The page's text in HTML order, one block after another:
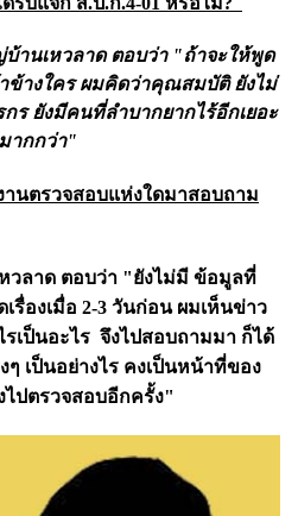
านเหวลาด ตอบว่า "ถ้าจะให้พูด
าข้างใคร ผมคิดว่าคุณสมบัติ ยังไม่
กร ยังมีคนที่ลำบากยากไร้อีกเยอะ
ากกว่า"
นตรวจสอบแห่งใดมาสอบถาม
วลาด ตอบว่า "ยังไม่มี ข้อมูลที่
เรื่องเมื่อ 2-3 วันก่อน ผมเห็นข่าว
เป็นอะไร จึงไปสอบถามมา ก็ได้
เป็นอย่างไร คงเป็นหน้าที่ของ
ไปตรวจสอบอีกครั้ง"